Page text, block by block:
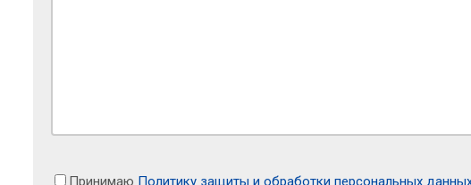
Принимаю Политику защиты и обработки персональных